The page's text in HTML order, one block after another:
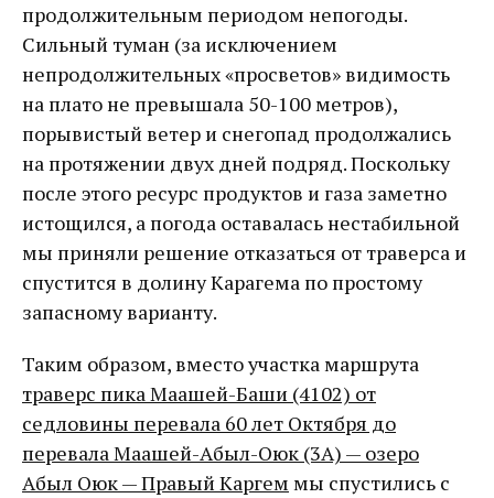
продолжительным периодом непогоды.
Сильный туман (за исключением
непродолжительных «просветов» видимость
на плато не превышала 50-100 метров),
порывистый ветер и снегопад продолжались
на протяжении двух дней подряд. Поскольку
после этого ресурс продуктов и газа заметно
истощился, а погода оставалась нестабильной
мы приняли решение отказаться от траверса и
спустится в долину Карагема по простому
запасному варианту.
Таким образом, вместо участка маршрута
траверс пика Маашей-Баши (4102) от
седловины перевала 60 лет Октября до
перевала Маашей-Абыл-Оюк (3А) — озеро
Абыл Оюк — Правый Каргем мы спустились с